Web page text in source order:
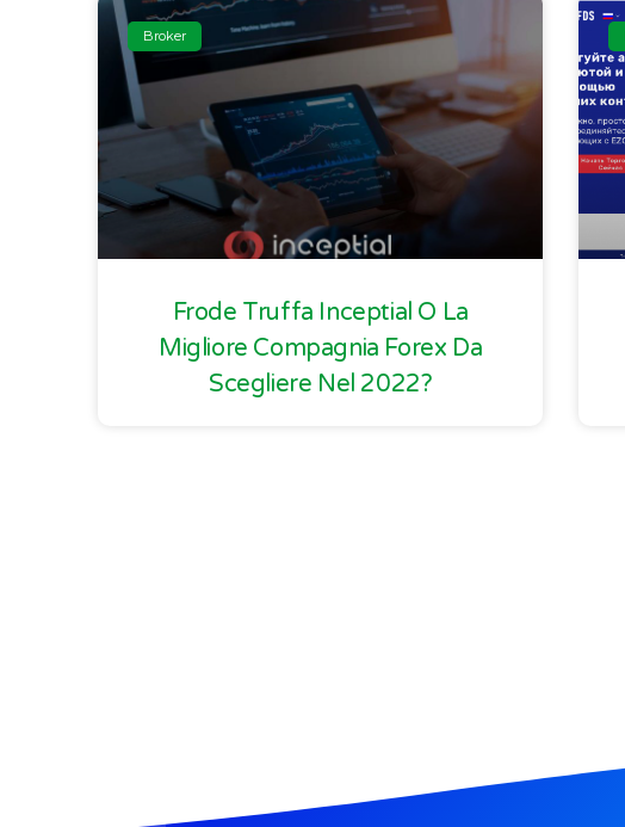
Broker
Frode Truffa Inceptial O La
Migliore Compagnia Forex Da
Scegliere Nel 2022?